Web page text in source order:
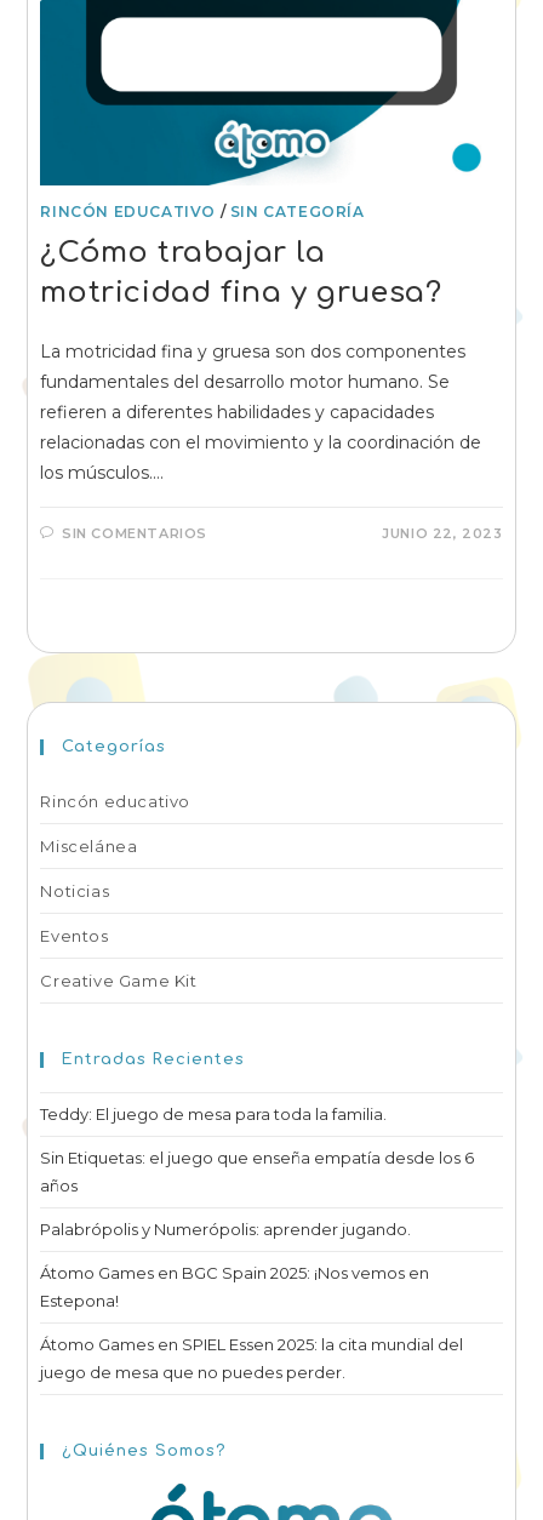
RINCÓN EDUCATIVO / SIN CATEGORÍA
¿Cómo trabajar la
motricidad fina y gruesa?
La motricidad fina y gruesa son dos componentes
fundamentales del desarrollo motor humano. Se
refieren a diferentes habilidades y capacidades
relacionadas con el movimiento y la coordinación de
los músculos.…
SIN COMENTARIOS JUNIO 22, 2023
Categorías
Rincón educativo
Miscelánea
Noticias
Eventos
Creative Game Kit
Entradas Recientes
Teddy: El juego de mesa para toda la familia.
Sin Etiquetas: el juego que enseña empatía desde los 6
años
Palabrópolis y Numerópolis: aprender jugando.
Átomo Games en BGC Spain 2025: ¡Nos vemos en
Estepona!
Átomo Games en SPIEL Essen 2025: la cita mundial del
juego de mesa que no puedes perder.
¿Quiénes Somos?